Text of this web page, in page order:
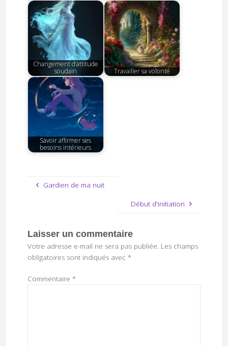
Changement d’attitude
soudain
Travailler sa volonté
Savoir affirmer ses
besoins intérieurs
Gardien de ma nuit
Début d'initiation
Laisser un commentaire
Votre adresse e-mail ne sera pas publiée. Les champs
obligatoires sont indiqués avec *
Commentaire *